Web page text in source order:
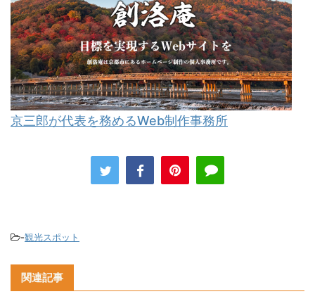
京三郎が代表を務めるWeb制作事務所
-観光スポット
関連記事